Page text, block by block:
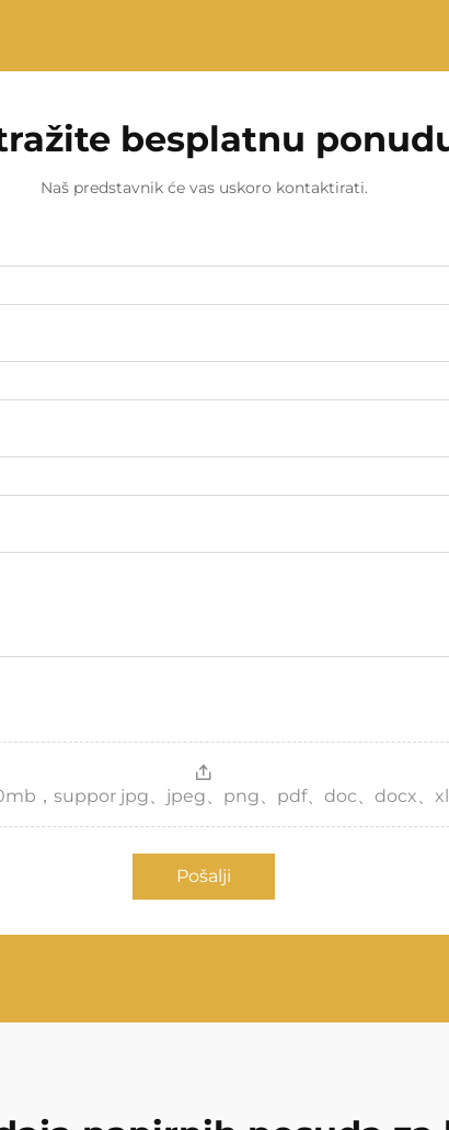
besplatnu
Naš predstavnik će vas uskoro kontaktirati.
，suppor jpg、jpeg、png、pdf、doc、docx、
Pošalji